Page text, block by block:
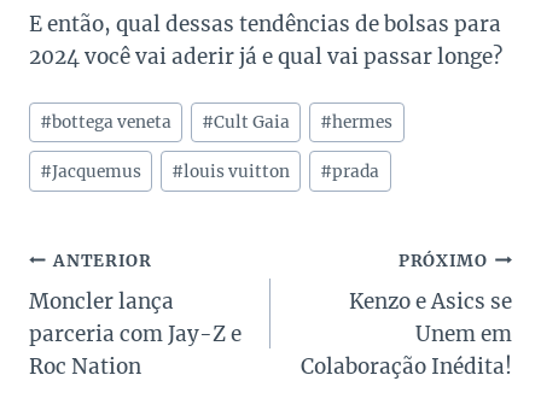
E então, qual dessas tendências de bolsas para
2024 você vai aderir já e qual vai passar longe?
Tags
do
Post:
#bottega veneta #Cult Gaia #hermes
#Jacquemus #louis vuitton #prada
Navegação
de
Post
ANTERIOR
Moncler lança
parceria com Jay-Z e
Roc Nation
PRÓXIMO
Kenzo e Asics se
Unem em
Colaboração Inédita!